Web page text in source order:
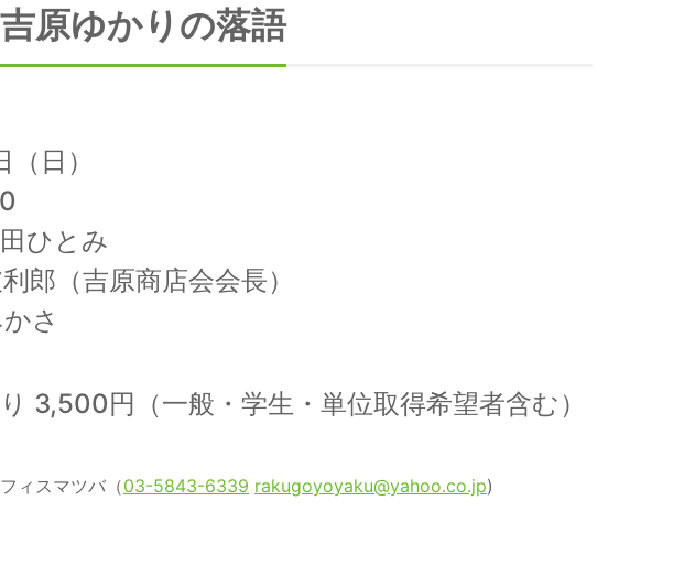
原ゆかりの落語
日）
ひとみ
郎（吉原商店会会長）
さ
3,500円（一般・学生・単位取得希望者含む）
ィスマツバ（03-5843-6339 rakugoyoyaku@yahoo.co.jp)